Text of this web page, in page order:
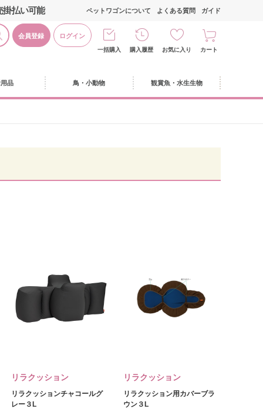
掛払い可能
会員登録 ログイン
ペットワゴンについて よくある質問 ガイド
一括購入 購入履歴 お気に入り カート
品 鳥・小動物 観賞魚・水生生物
リラクッション
リラクッションチャコールグ
レー３L
リラクッション
リラクッション用カバーブラ
ウン３L